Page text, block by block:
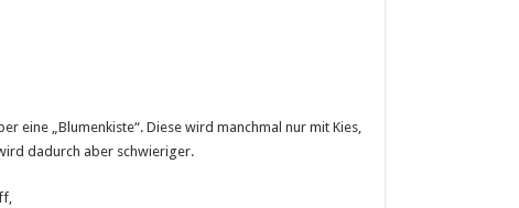
eine „Blumenkiste“. Diese wird manchmal nur mit Kies,
dadurch aber schwieriger.